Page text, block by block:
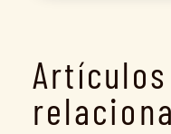
Artículos